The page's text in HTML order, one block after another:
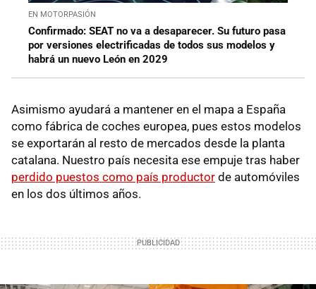
EN MOTORPASIÓN
Confirmado: SEAT no va a desaparecer. Su futuro pasa
por versiones electrificadas de todos sus modelos y
habrá un nuevo León en 2029
Asimismo ayudará a mantener en el mapa a España
como fábrica de coches europea, pues estos modelos
se exportarán al resto de mercados desde la planta
catalana. Nuestro país necesita ese empuje tras haber
perdido puestos como país productor de automóviles
en los dos últimos años.